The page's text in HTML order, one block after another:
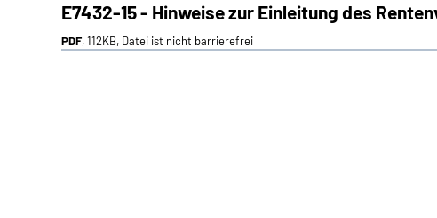
E7432-15 - Hinweise zur Einleitung des
PDF, 112KB, Datei ist nicht barrierefrei